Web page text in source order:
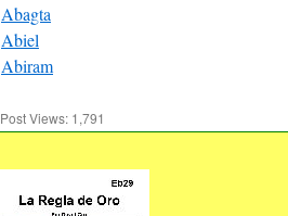
Abagta
Abiel
Abiram
Post Views: 1,791